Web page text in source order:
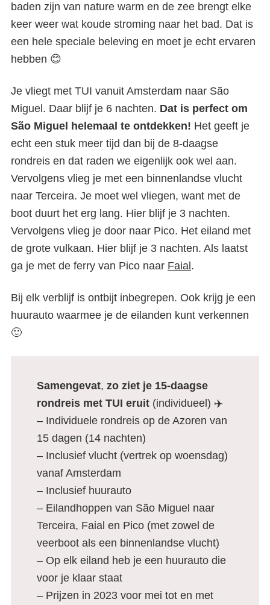
baden zijn van nature warm en de zee brengt elke
keer weer wat koude stroming naar het bad. Dat is
een hele speciale beleving en moet je echt ervaren
hebben 😊
Je vliegt met TUI vanuit Amsterdam naar São
Miguel. Daar blijf je 6 nachten. Dat is perfect om
São Miguel helemaal te ontdekken! Het geeft je
echt een stuk meer tijd dan bij de 8-daagse
rondreis en dat raden we eigenlijk ook wel aan.
Vervolgens vlieg je met een binnenlandse vlucht
naar Terceira. Je moet wel vliegen, want met de
boot duurt het erg lang. Hier blijf je 3 nachten.
Vervolgens vlieg je door naar Pico. Het eiland met
de grote vulkaan. Hier blijf je 3 nachten. Als laatst
ga je met de ferry van Pico naar Faial .
Bij elk verblijf is ontbijt inbegrepen. Ook krijg je een
huurauto waarmee je de eilanden kunt verkennen
🙂
Samengevat, zo ziet je 15-daagse
rondreis met TUI eruit(individueel) ✈️
– Individuele rondreis op de Azoren van
15 dagen (14 nachten)
– Inclusief vlucht (vertrek op woensdag)
vanaf Amsterdam
– Inclusief huurauto
– Eilandhoppen van São Miguel naar
Terceira, Faial en Pico (met zowel de
veerboot als een binnenlandse vlucht)
– Op elk eiland heb je een huurauto die
voor je klaar staat
– Prijzen in 2023 voor mei tot en met